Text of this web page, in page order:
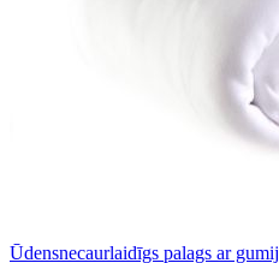
Ūdensnecaurlaidīgs palags ar